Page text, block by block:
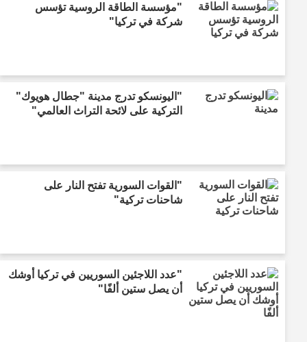
"مؤسسة الطاقة الروسية تؤسس
شركة في تركيا"
"اليونسكو تدرج مدينة "جطال هويوك"
التركية على لائحة التراث العالمي"
"القوات السورية تفتح النار على
شاحنات تركية"
"عدد اللاجئين السوريين في تركيا أوشك
أن يصل ستين ألفًا"